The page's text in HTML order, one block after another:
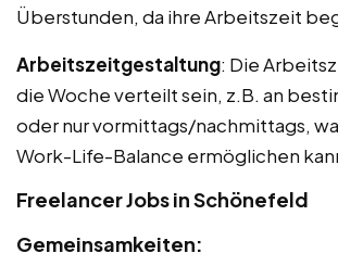
Überstunden, da ihre Arbeitszeit
Arbeitszeitgestaltung: Die
die Woche verteilt sein, z.B. an
oder nur vormittags/nachmittags,
Work-Life-Balance ermöglichen
Freelancer Jobs in Schönefeld
Gemeinsamkeiten: